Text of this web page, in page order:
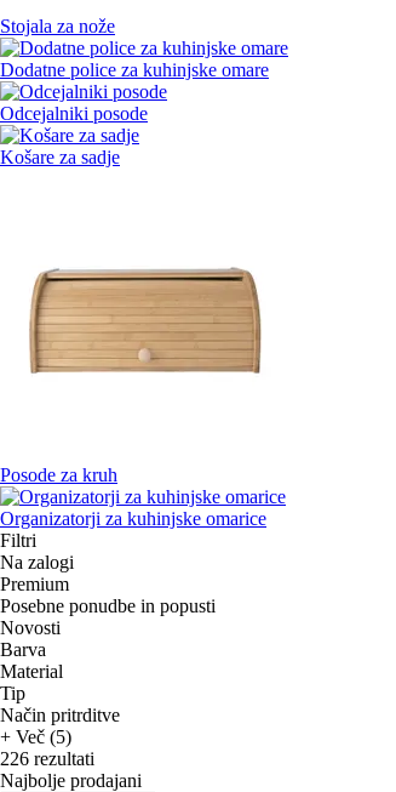
Stojala za nože
Dodatne police za kuhinjske omare
Odcejalniki posode
Košare za sadje
Posode za kruh
Organizatorji za kuhinjske omarice
Filtri
Na zalogi
Premium
Posebne ponudbe in popusti
Novosti
Barva
Material
Tip
Način pritrditve
+ Več (5)
226 rezultati
Najbolje prodajani